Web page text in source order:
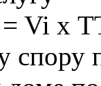
Vi х
спору